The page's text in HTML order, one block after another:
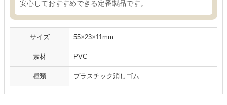
安心しておすすめできる定番製品です。
サイズ 55×23×11mm
素材 PVC
種類 プラスチック消しゴム